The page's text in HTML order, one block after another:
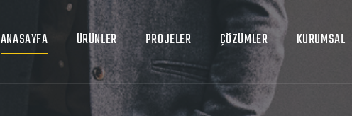
ANASAYFA ÜRÜNLER PROJELER ÇÖZÜMLER KURUMSAL